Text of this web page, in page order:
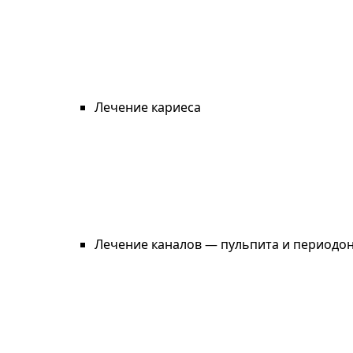
Лечение кариеса
Лечение каналов — пульпита и